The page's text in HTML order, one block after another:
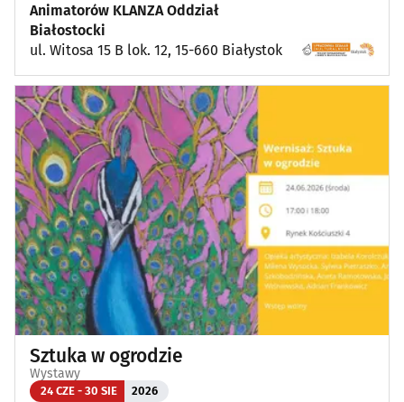
Animatorów KLANZA Oddział
Białostocki
ul. Witosa 15 B lok. 12, 15-660 Białystok
Sztuka w ogrodzie
Wystawy
24 CZE - 30 SIE 2026